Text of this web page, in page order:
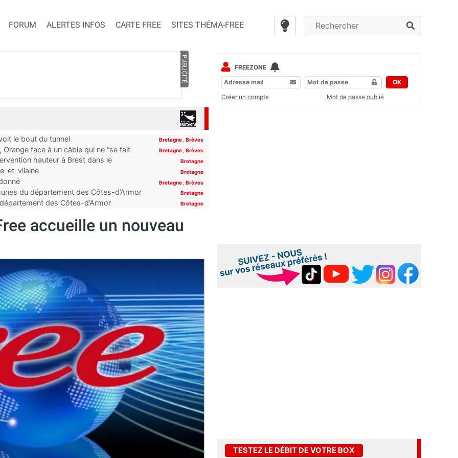
FORUM ALERTES INFOS CARTE FREE SITES THÉMA-FREE
PUBLICITÉ
le bout du tunnel Bretagne Brèves
face à un câble qui ne “se fait Bretagne Brèves
hauteur à Brest dans le Bretagne
et-vilaine Bretagne
Bretagne Brèves
du département des Côtes-d’Armor Bretagne
des Côtes-d’Armor Bretagne
accueille un nouveau
FREEZONE
OK
Créer un compte
Mot de passe oublié
TESTEZ LE DÉBIT DE VOTRE BOX